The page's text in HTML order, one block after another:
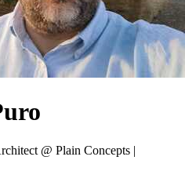
@ Plain Concepts |